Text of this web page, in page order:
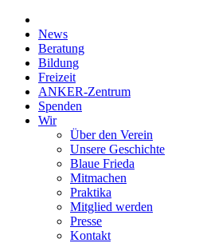
News
Beratung
Bildung
Freizeit
ANKER-Zentrum
Spenden
Wir
Über den Verein
Unsere Geschichte
Blaue Frieda
Mitmachen
Praktika
Mitglied werden
Presse
Kontakt